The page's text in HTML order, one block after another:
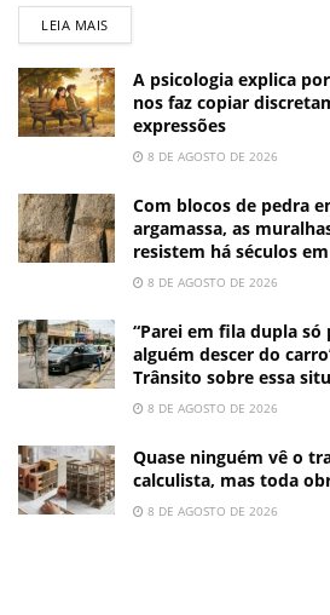
LEIA MAIS
A psicologia explica
nos faz copiar
expressões
8 DE AGOSTO DE 2026
Com blocos de pedra
argamassa, as
resistem há séculos
8 DE AGOSTO DE 2026
“Parei em fila dupla
alguém descer do
Trânsito sobre essa
8 DE AGOSTO DE 2026
Quase ninguém vê o
calculista, mas toda
8 DE AGOSTO DE 2026